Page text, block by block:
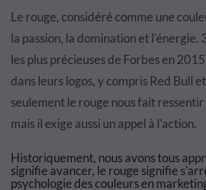
Le rouge, considéré comme une
la passion, la domination et l'énergie.
les plus précieuses de Forbes en
dans leurs logos, y compris Red Bull
seulement le rouge nous fait
mais il exige aussi un appel à l'action.
Historiquement, nous avons tous
signifie avancer, le rouge signifie
psychologie des couleurs en